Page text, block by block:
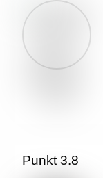
Punkt 3.8